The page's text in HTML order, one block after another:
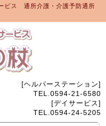
ビス 通所介護・介護予防通所
[ヘルパーステーション]
TEL.0594-21-6580
[デイサービス]
TEL.0594-24-5205